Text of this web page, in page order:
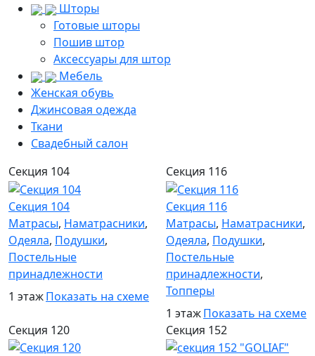
Шторы
Готовые шторы
Пошив штор
Аксессуары для штор
Мебель
Женская обувь
Джинсовая одежда
Ткани
Свадебный салон
Секция 104
Секция 104
Матрасы, Наматрасники,
Одеяла, Подушки,
Постельные
принадлежности
1 этажПоказать на схеме
Секция 116
Секция 116
Матрасы, Наматрасники,
Одеяла, Подушки,
Постельные
принадлежности,
Топперы
1 этажПоказать на схеме
Секция 120
Секция 152